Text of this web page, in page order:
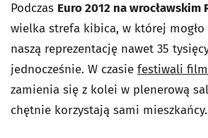
Podczas Euro 2012 na wrocławskim
wielka strefa kibica, w której
naszą reprezentację nawet 35
jednocześnie. W czasie festiwali
zamienia się z kolei w plenerową
chętnie korzystają sami mieszkańcy.